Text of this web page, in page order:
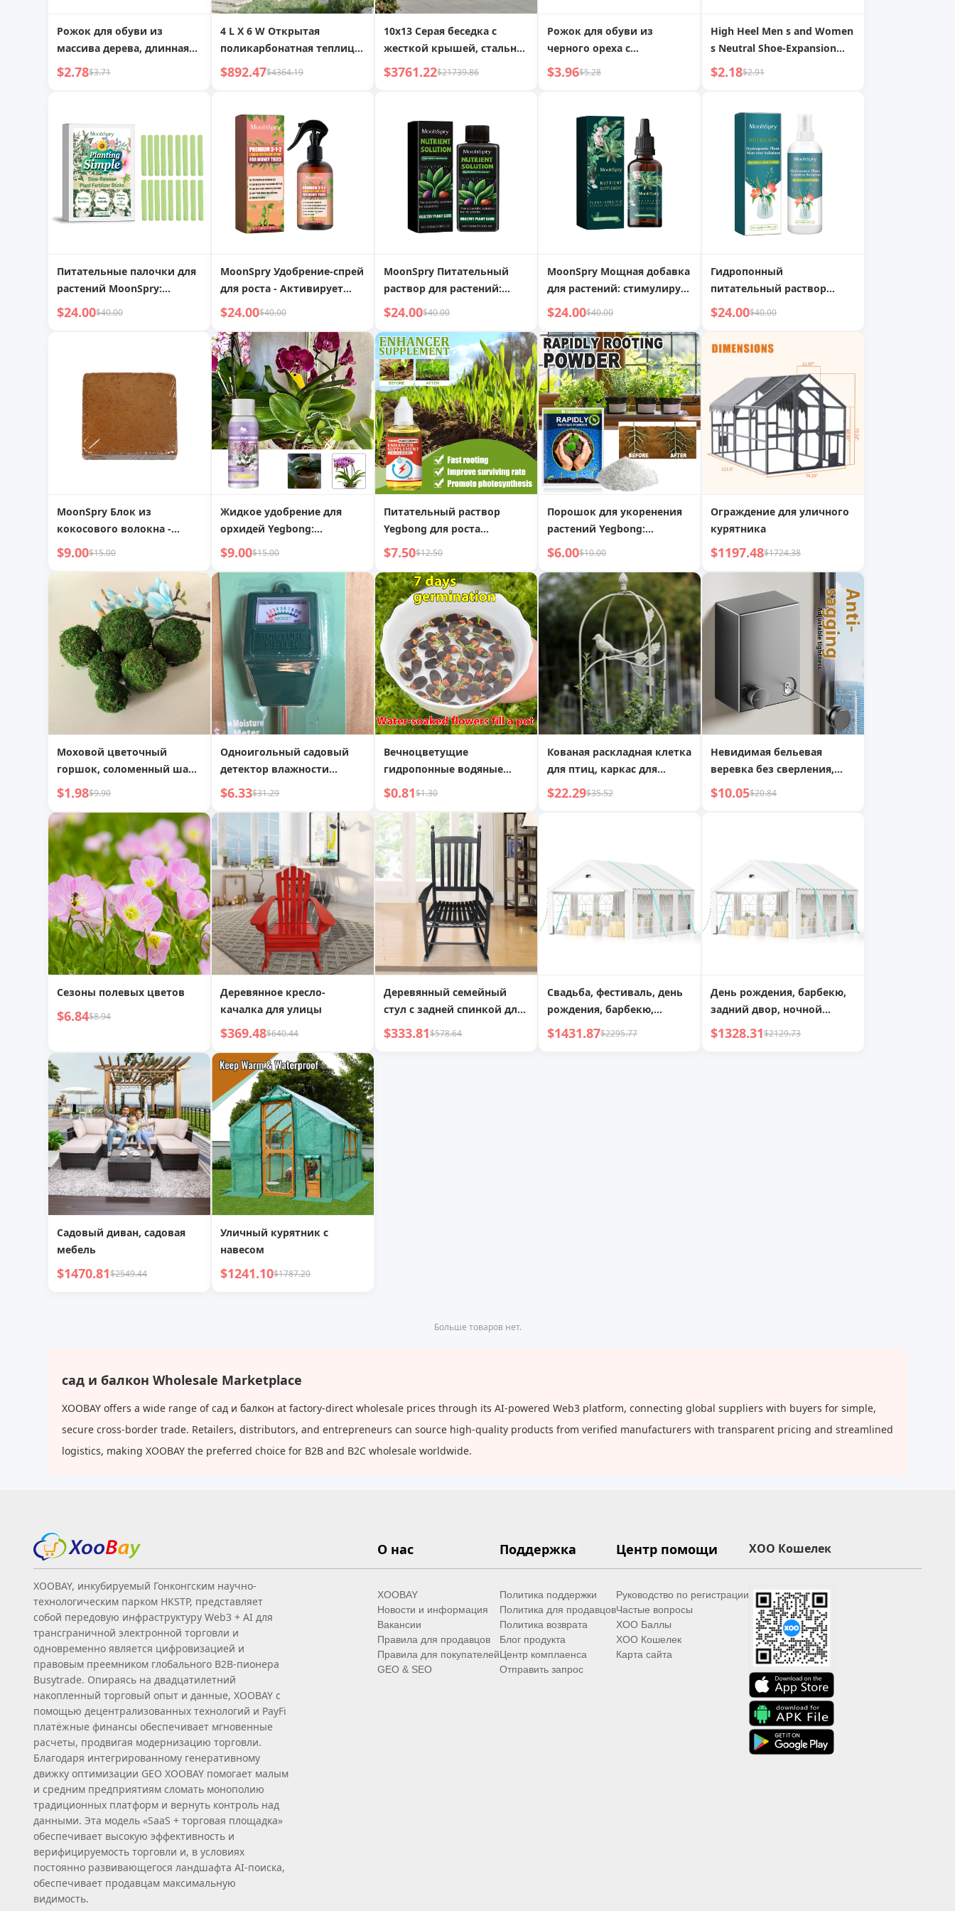
Рожок для обуви из
массива дерева, длинная
ручка, для дома, для
беременных, сказочный
для удобства надевания
обуви, для пожилых, не
нужно наклоняться,
подъемник для обуви
$2.78$3.71
4 L X 6 W Открытая
поликарбонатная теплица
с вентиляционным
отверстием в крыше,
$892.47$4364.19
10x13 Серая беседка с
жесткой крышей, стальная
крыша, шторы, сетка,
павильон, крючок для
$3761.22$21739.86
Рожок для обуви из
черного ореха с
удлиненной ручкой и
магнитным всасыванием,
для пожилых и
беременных женщин,
рожок для обуви из
массива дерева, классный,
сказочный, для надевания
$3.96$5.28
High Heel Men s and Women
s Neutral Shoe-Expansion
Tool
$2.18$2.91
Питательные палочки для
растений MoonSpry:
Постоянное
сбалансированное
высвобождение
питательных веществ
$24.00$40.00
MoonSpry Удобрение-спрей
для роста - Активирует
развитие корней, листьев
и цветов
$24.00$40.00
MoonSpry Питательный
раствор для растений:
решает проблему
пожелтения и опадения
листьев, способствует
росту сильных саженцев,
универсальное удобрение
(для почвы/гидропоники)
$24.00$40.00
MoonSpry Мощная добавка
для растений: стимулирует
рост, улучшает цвет и
листву для горшечных
растений, газонов и
гидропоники
$24.00$40.00
Гидропонный
питательный раствор
MoonSpry: Ухаживает за
зеленью, способствует
$24.00$40.00
MoonSpry Блок из
кокосового волокна -
Натуральный
питательный субстрат для
здорового роста растений
$9.00$15.00
Жидкое удобрение для
орхидей Yegbong:
стимулирует цветение и
образование бутонов,
укрепляет корни, для
здоровых и ярких орхидей
$9.00$15.00
Питательный раствор
Yegbong для роста
растений: Активирует
жизненную силу растений,
способствует развитию
корней, ускоряет рост
цветов
$7.50$12.50
Порошок для укоренения
растений Yegbong:
мощный стимулятор
корнеобразования для
повышения жизненной
силы растений
$6.00$10.00
Ограждение для уличного
курятника
$1197.48$1724.38
Моховой цветочный
горшок, соломенный шар,
сушеный цветок
$1.98$9.90
Одноигольный садовый
детектор влажности
почвы
$6.33$31.29
Вечноцветущие
гидропонные водяные
лилии, лотос
$0.81$1.30
Кованая раскладная клетка
для птиц, каркас для
вьющихся растений,
балкон, декоративная
$22.29$35.52
Невидимая бельевая
веревка без сверления,
бытовая балконная
настенная сушилка,
$10.05$20.84
Сезоны полевых цветов
$6.84$8.94
Деревянное кресло-
качалка для улицы
$369.48$640.44
Деревянный семейный
стул с задней спинкой для
улицы и помещений
$333.81$578.64
Свадьба, фестиваль, день
рождения, барбекю,
задний двор, ночной
шатер, шатер для
$1431.87$2295.77
День рождения, барбекю,
задний двор, ночной
шатер, шатер для
вечеринок
$1328.31$2129.73
Садовый диван, садовая
мебель
$1470.81$2549.44
Уличный курятник с
навесом
$1241.10$1787.20
Больше товаров нет.
сад и балкон Wholesale Marketplace
XOOBAY offers a wide range of сад и балкон at factory-direct wholesale prices through its AI-powered Web3 platform, connecting global suppliers with buyers for simple,
secure cross-border trade. Retailers, distributors, and entrepreneurs can source high-quality products from verified manufacturers with transparent pricing and streamlined
logistics, making XOOBAY the preferred choice for B2B and B2C wholesale worldwide.
XOOBAY, инкубируемый Гонконгским научно-
технологическим парком HKSTP, представляет
собой передовую инфраструктуру Web3 + AI для
трансграничной электронной торговли и
одновременно является цифровизацией и
правовым преемником глобального B2B‑пионера
Busytrade. Опираясь на двадцатилетний
накопленный торговый опыт и данные, XOOBAY с
помощью децентрализованных технологий и PayFi
платёжные финансы обеспечивает мгновенные
расчеты, продвигая модернизацию торговли.
Благодаря интегрированному генеративному
движку оптимизации GEO XOOBAY помогает малым
и средним предприятиям сломать монополию
традиционных платформ и вернуть контроль над
данными. Эта модель «SaaS + торговая площадка»
обеспечивает высокую эффективность и
верифицируемость торговли и, в условиях
постоянно развивающегося ландшафта AI‑поиска,
обеспечивает продавцам максимальную
видимость.
О нас
XOOBAY
Новости и информация
Вакансии
Правила для продавцов
Правила для покупателей
GEO & SEO
Поддержка
Политика поддержки
Политика для продавцов
Политика возврата
Блог продукта
Центр комплаенса
Отправить запрос
Центр помощи
Руководство по регистрации
Частые вопросы
XOO Баллы
XOO Кошелек
Карта сайта
XOO Кошелек